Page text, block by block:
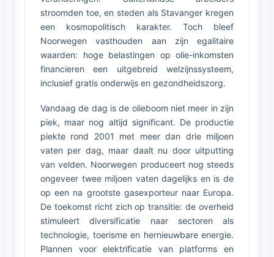
stroomden toe, en steden als Stavanger kregen
een kosmopolitisch karakter. Toch bleef
Noorwegen vasthouden aan zijn egalitaire
waarden: hoge belastingen op olie-inkomsten
financieren een uitgebreid welzijnssysteem,
inclusief gratis onderwijs en gezondheidszorg.
Vandaag de dag is de olieboom niet meer in zijn
piek, maar nog altijd significant. De productie
piekte rond 2001 met meer dan drie miljoen
vaten per dag, maar daalt nu door uitputting
van velden. Noorwegen produceert nog steeds
ongeveer twee miljoen vaten dagelijks en is de
op een na grootste gasexporteur naar Europa.
De toekomst richt zich op transitie: de overheid
stimuleert diversificatie naar sectoren als
technologie, toerisme en hernieuwbare energie.
Plannen voor elektrificatie van platforms en